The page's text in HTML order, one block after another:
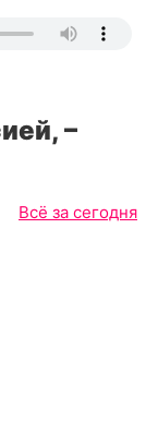
–
Всё за сегодня